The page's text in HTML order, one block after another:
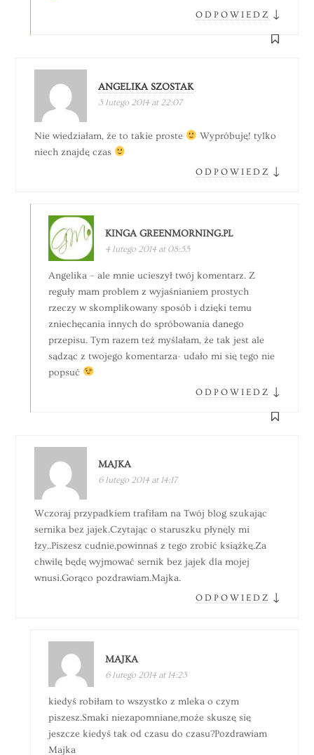
ODPOWIEDZ ↓
ANGELIKA SZOSTAK
3 lutego 2014 at 22:07
Nie wiedziałam, że to takie proste
Wypróbuję! tylko
niech znajdę czas
ODPOWIEDZ ↓
KINGA GREENMORNING.PL
4 lutego 2014 at 08:55
Angelika – ale mnie ucieszył twój komentarz. Z
reguły mam problem z wyjaśnianiem prostych
rzeczy w skomplikowany sposób i dzięki temu
zniechęcania innych do spróbowania danego
przepisu. Tym razem też myślałam, że tak jest ale
sądząc z twojego komentarza- udało mi się tego nie
popsuć
ODPOWIEDZ ↓
MAJKA
6 lutego 2014 at 14:17
Wczoraj przypadkiem trafiłam na Twój blog szukając
sernika bez jajek.Czytając o staruszku płynęly mi
łzy..Piszesz cudnie,powinnaś z tego zrobić książkę.Za
chwilę będę wyjmować sernik bez jajek dla mojej
wnusi.Gorąco pozdrawiam.Majka.
ODPOWIEDZ ↓
MAJKA
6 lutego 2014 at 14:23
kiedyś robiłam to wszystko z mleka o czym
piszesz.Smaki niezapomniane,może skuszę się
jeszcze kiedyś tak od czasu do czasu?Pozdrawiam
Majka